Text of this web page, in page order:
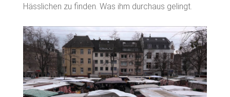
Hässlichen zu finden. Was ihm durchaus gelingt.